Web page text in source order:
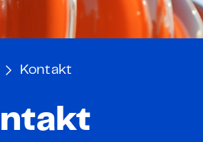
of Conduct
Impact Manager –
Basic – E-Learning &
Sales Expert
Kontakt